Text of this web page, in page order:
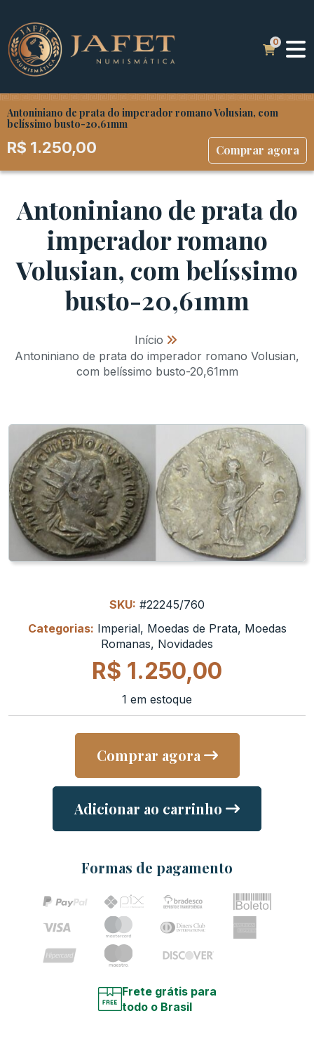
Antoniniano de prata do imperador romano Volusian, com
belíssimo busto-20,61mm
R$ 1.250,00 Comprar agora
Antoniniano de prata do
imperador romano
Volusian, com belíssimo
busto-20,61mm
Início »
Antoniniano de prata do imperador romano Volusian,
com belíssimo busto-20,61mm
SKU: #22245/760
Categorias: Imperial, Moedas de Prata, Moedas
Romanas, Novidades
R$ 1.250,00
1 em estoque
Comprar agora
Adicionar ao carrinho
Formas de pagamento
Frete grátis para
todo o Brasil